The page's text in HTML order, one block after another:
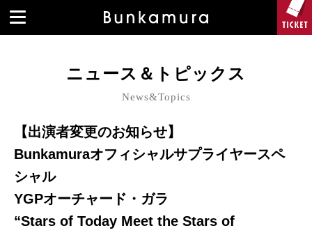
ニュース＆トピックス
News&Topics
【出演者変更のお知らせ】
Bunkamuraオフィシャルサプライヤースペ
シャル
YGPオーチャード・ガラ
“Stars of Today Meet the Stars of